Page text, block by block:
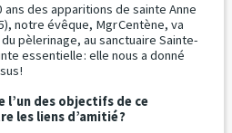
des apparitions de sainte Anne
notre évêque, Mgr Centène, va
pèlerinage, au sanctuaire Sainte-
essentielle : elle nous a donné
!
des objectifs de ce
les liens d’amitié ?